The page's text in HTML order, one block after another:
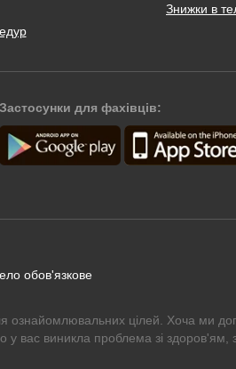
Знижки в
Застосунки для фахівців:
обов'язкове
ознайомлювальних цілей. Хоча ми
вас виникла проблема зі здоров'ям,